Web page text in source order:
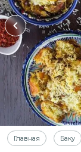
Главная Баку